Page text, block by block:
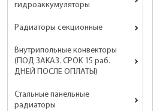
гидроаккумуляторы
Радиаторы секционные
Внутрипольные конвекторы
(ПОД ЗАКАЗ. СРОК 15 раб.
ДНЕЙ ПОСЛЕ ОПЛАТЫ)
Стальные панельные
радиаторы